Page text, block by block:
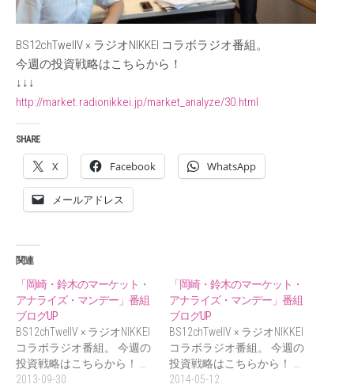
BS12chTwellV × ラジオNIKKEI コラボラジオ番組。
今週の投資戦略はこちらから！
↓↓↓
http://market.radionikkei.jp/market_analyze/30.html
SHARE
X Facebook WhatsApp
メールアドレス
関連
「岡崎・鈴木のマーケット・
アナライズ・マンデー」番組
ブログUP
BS12chTwellV × ラジオNIKKEI
コラボラジオ番組。 今週の
投資戦略はこちらから！ …
2013-09-30
「岡崎・鈴木のマーケット・
アナライズ・マンデー」番組
ブログUP
BS12chTwellV × ラジオNIKKEI
コラボラジオ番組。 今週の
投資戦略はこちらから！ …
2014-05-12